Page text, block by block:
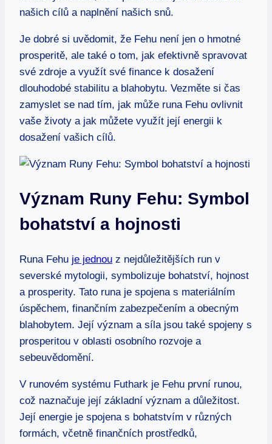
našich cílů a naplnění našich snů.
Je dobré si uvědomit, že Fehu není jen o hmotné
prosperitě, ale také o tom, jak efektivně spravovat
své zdroje a využít své finance k dosažení
dlouhodobé stabilitu a blahobytu. Vezměte si čas
zamyslet se nad tím, jak může runa Fehu ovlivnit
vaše životy a jak můžete využít její energii k
dosažení vašich cílů.
Význam Runy Fehu: Symbol
bohatství a hojnosti
Runa Fehu je jednou z nejdůležitějších run v
severské mytologii, symbolizuje bohatství, hojnost
a prosperity. Tato runa je spojena s materiálním
úspěchem, finančním zabezpečením a obecným
blahobytem. Její význam a síla jsou také spojeny s
prosperitou v oblasti osobního rozvoje a
sebeuvědomění.
V runovém systému Futhark je Fehu první runou,
což naznačuje její základní význam a důležitost.
Její energie je spojena s bohatstvím v různých
formách, včetně finančních prostředků,